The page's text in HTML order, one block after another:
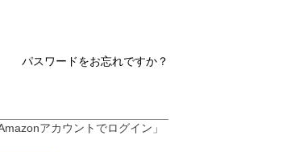
パスワードをお忘れですか？
アカウントでログイン」